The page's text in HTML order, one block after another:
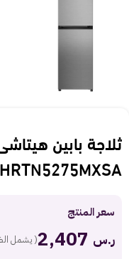
HRTN5275MXSA
سعر المنتج
ر.س ( يشمل